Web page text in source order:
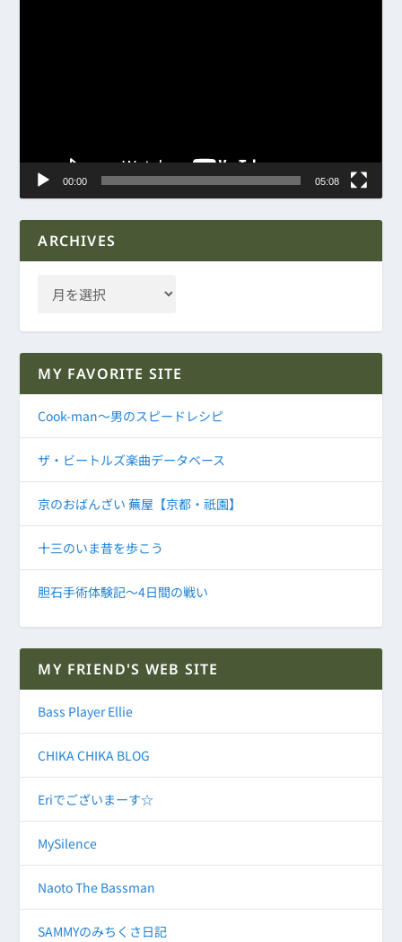
00:00 05:08
ARCHIVES
MY FAVORITE SITE
Cook-man～男のスピードレシピ
ザ・ビートルズ楽曲データベース
京のおばんざい 蕪屋【京都・祇園】
十三のいま昔を歩こう
胆石手術体験記～4日間の戦い
MY FRIEND'S WEB SITE
Bass Player Ellie
CHIKA CHIKA BLOG
Eriでございまーす☆
MySilence
Naoto The Bassman
SAMMYのみちくさ日記